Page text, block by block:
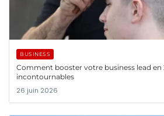
BUSINESS
Comment booster votre business lead en
incontournables
26 juin 2026